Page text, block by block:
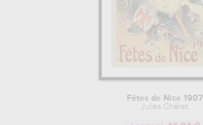
Fêtes de Nice 1907
Jules Chéret